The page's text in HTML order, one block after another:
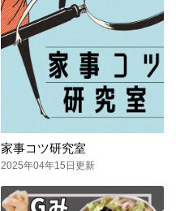
家事コツ研究室
2025年04年15日更新